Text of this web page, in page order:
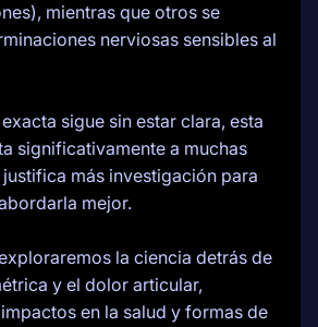
mientras que otros se
nerviosas sensibles al
sigue sin estar clara, esta
significativamente a muchas
más investigación para
mejor.
la ciencia detrás de
y el dolor articular,
en la salud y formas de